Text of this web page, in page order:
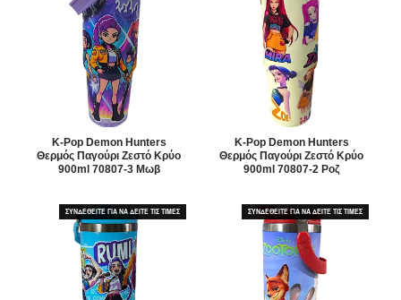
K-Pop Demon Hunters
Θερμός Παγούρι Ζεστό Κρύο
900ml 70807-3 Μωβ
K-Pop Demon Hunters
Θερμός Παγούρι Ζεστό Κρύο
900ml 70807-2 Ροζ
ΣΥΝΔΕΘΕΙΤΕ ΓΙΑ ΝΑ ΔΕΙΤΕ ΤΙΣ ΤΙΜΕΣ ΣΥΝΔΕΘΕΙΤΕ ΓΙΑ ΝΑ ΔΕΙΤΕ ΤΙΣ ΤΙΜΕΣ